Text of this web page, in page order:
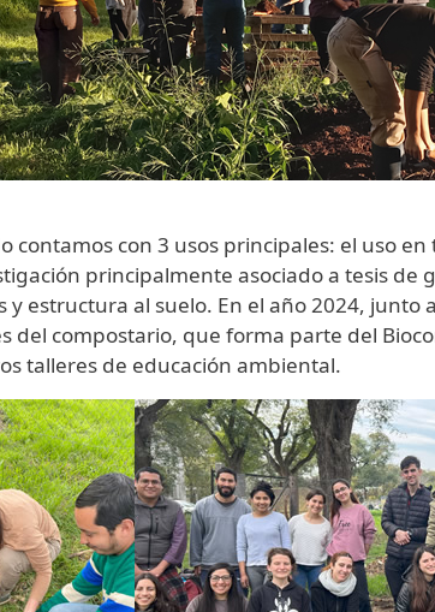
contamos con 3 usos principales: el uso
principalmente asociado a tesis
estructura al suelo. En el año 2024,
del compostario, que forma parte del
talleres de educación ambiental.